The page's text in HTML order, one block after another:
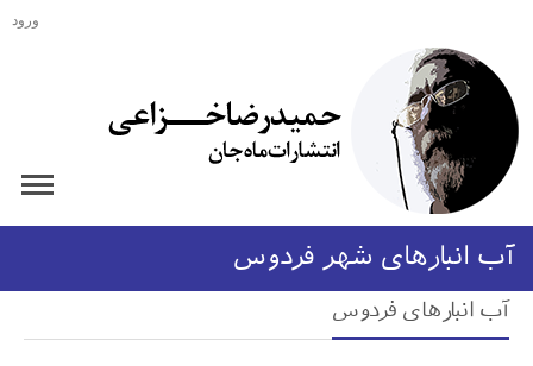
ورود
آب انبارهای شهر فردوس
آب انبارهای فردوس